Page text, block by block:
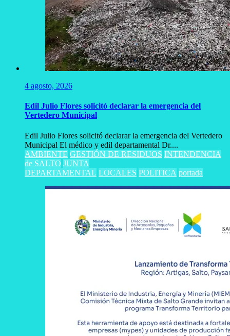
4 agosto, 2026
Edil Julio Flores solicitó declarar la emergencia del
Vertedero Municipal
Edil Julio Flores solicitó declarar la emergencia del Vertedero
Municipal El médico y edil departamental Dr....
AMBIENTE GESTIÓN DE RESIDUOS INTENDENCIA
de SALTO JUNTA
DEPARTAMENTAL LOCALES POLITICA portada